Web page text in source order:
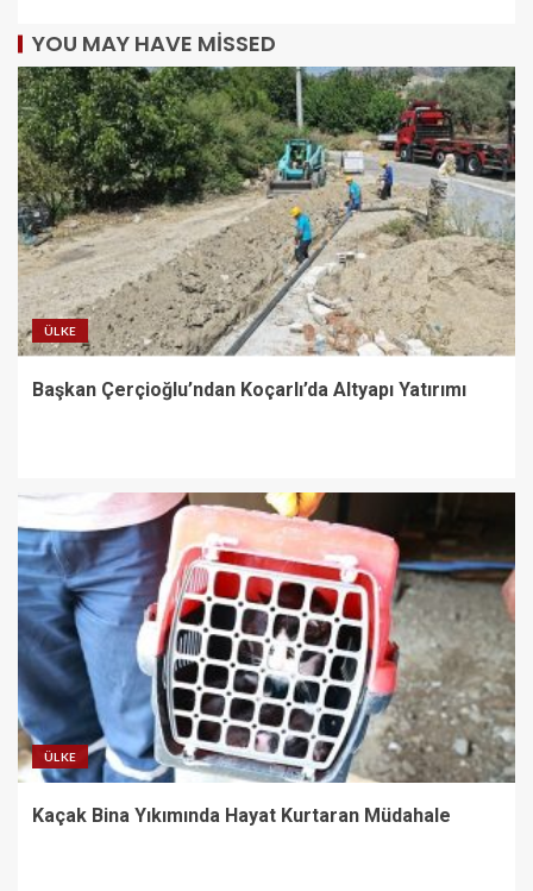
YOU MAY HAVE MISSED
ÜLKE
Başkan Çerçioğlu’ndan Koçarlı’da Altyapı Yatırımı
ÜLKE
Kaçak Bina Yıkımında Hayat Kurtaran Müdahale